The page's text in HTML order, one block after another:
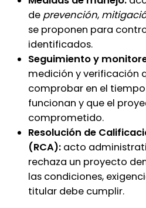
de prevención,
se proponen para
identificados.
Seguimiento y
medición y verificación
comprobar en el
funcionan y que el
comprometido.
Resolución de
(RCA): acto
rechaza un proyecto
las condiciones,
titular debe cumplir.